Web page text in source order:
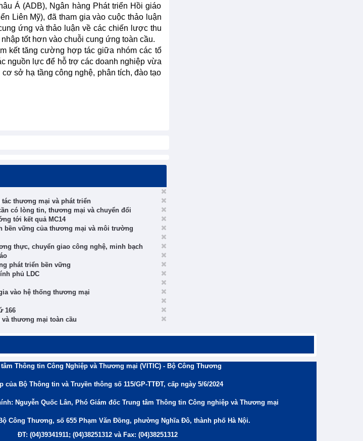
Á (ADB), Ngân hàng Phát triển Hồi giáo
Liên Mỹ), đã tham gia vào cuộc thảo luận
ứng và thảo luận về các chiến lược thu
tốt hơn vào chuỗi cung ứng toàn cầu.
kết tăng cường hợp tác giữa nhóm các tổ
nguồn lực để hỗ trợ các doanh nghiệp vừa
sở hạ tầng công nghệ, phân tích, đào tạo
thương mại và phát triển
có lòng tin, thương mại và chuyển đổi
tới kết quả MC14
bền vững của thương mại và môi trường
thực, chuyển giao công nghệ, minh bạch
phát triển bền vững
phủ LDC
vào hệ thống thương mại
166
và thương mại toàn cầu
Thông tin Công Nghiệp và Thương mại (VITIC) - Bộ Công Thương
của Bộ Thông tin và Truyền thông số 115/GP-TTĐT, cấp ngày 5/6/2024
Nguyễn Quốc Lân, Phó Giám đốc Trung tâm Thông tin Công nghiệp và Thương mại
Công Thương, số 655 Phạm Văn Đồng, phường Nghĩa Đô, thành phố Hà Nội.
ĐT: (04)39341911; (04)38251312 và Fax: (04)38251312